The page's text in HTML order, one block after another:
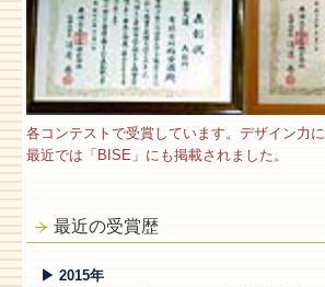
各コンテストで受賞しています。デザイン力に
最近では「BISE」にも掲載されました。
最近の受賞歴
▶ 2015年